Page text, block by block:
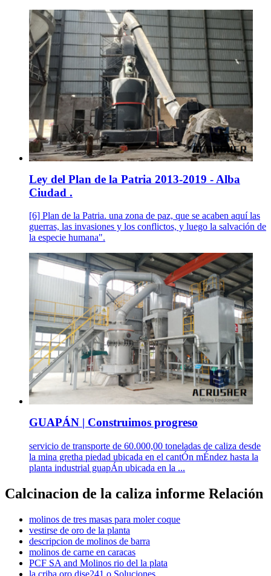
Ley del Plan de la Patria 2013-2019 - Alba
Ciudad .
[6] Plan de la Patria. una zona de paz, que se acaben aquí las
guerras, las invasiones y los conflictos, y luego la salvación de
la especie humana".
GUAPÁN | Construimos progreso
servicio de transporte de 60.000,00 toneladas de caliza desde
la mina gretha piedad ubicada en el cantÓn mÉndez hasta la
planta industrial guapÁn ubicada en la ...
Calcinacion de la caliza informe Relación
molinos de tres masas para moler coque
vestirse de oro de la planta
descripcion de molinos de barra
molinos de carne en caracas
PCF SA and Molinos rio del la plata
la criba oro dise241 o Soluciones